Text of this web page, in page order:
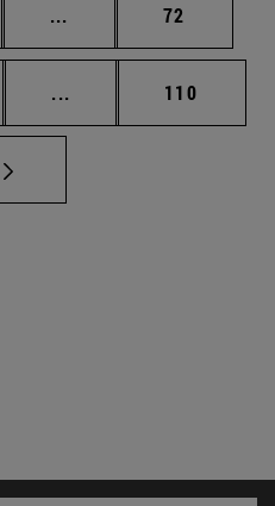
... Páginas intermedias
Página
72
... Páginas intermedias
Página
110